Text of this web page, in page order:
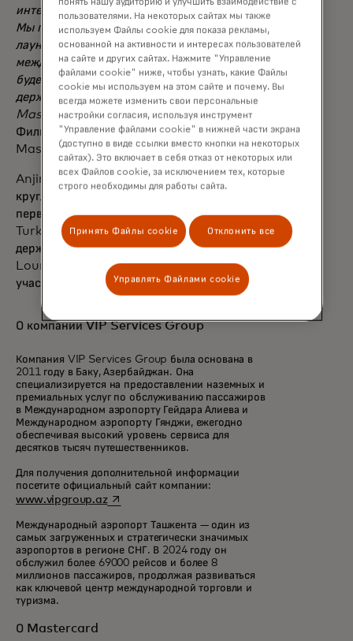
интересом провести время перед полётом.
Мы гордимся тем, что один из таких
лаунжей открывается сегодня в
международном аэропорту Ташкента, и
будем рады приветствовать в нем
держателей премиальных карт
Mastercard», — прокомментировал Денис
Филиппов, генеральный директор
Mastercard в Узбекистане.
Anjir Business Lounge работает
круглосуточно. Доступ открыт пассажирам
первого и бизнес-классов авиакомпаний
Turkish Airlines и Air Astana, а также
держателям карт Priority Pass,
LoungeKey, DragonPass, Every Lounge и
участникам программ лояльности.
О компании VIP Services Group
Компания VIP Services Group была основана в
2011 году в Баку, Азербайджан. Она
специализируется на предоставлении наземных и
премиальных услуг по обслуживанию пассажиров
в Международном аэропорту Гейдара Алиева и
Международном аэропорту Гянджи, ежегодно
обеспечивая высокий уровень сервиса для
десятков тысяч путешественников.
Для получения дополнительной информации
посетите официальный сайт компании:
www.vipgroup.azopens in a new tab
Международный аэропорт Ташкента — один из
самых загруженных и стратегически значимых
аэропортов в регионе СНГ. В 2024 году он
обслужил более 69000 рейсов и более 8
миллионов пассажиров, продолжая развиваться
как ключевой центр международной торговли и
туризма.
О Mastercard
пользователями. На некоторых сайтах мы также
используем Файлы cookie для показа рекламы,
основанной на активности и интересах пользователей
на сайте и других сайтах. Нажмите "Управление
файлами cookie" ниже, чтобы узнать, какие Файлы
cookie мы используем на этом сайте и почему. Вы
всегда можете изменить свои персональные
настройки согласия, используя инструмент
"Управление файлами cookie" в нижней части экрана
(доступно в виде ссылки вместо кнопки на некоторых
сайтах). Это включает в себя отказ от некоторых или
всех Файлов cookie, за исключением тех, которые
строго необходимы для работы сайта.
Принять Файлы cookie Отклонить все
Управлять Файлами cookie